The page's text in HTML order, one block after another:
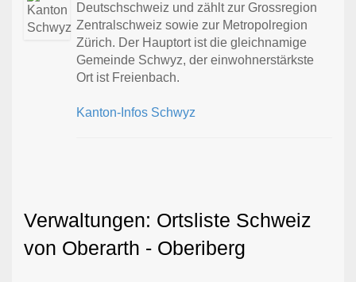
Deutschschweiz und zählt zur Grossregion
Zentralschweiz sowie zur Metropolregion
Zürich. Der Hauptort ist die gleichnamige
Gemeinde Schwyz, der einwohnerstärkste
Ort ist Freienbach.
Kanton-Infos Schwyz
Verwaltungen: Ortsliste Schweiz
von Oberarth - Oberiberg